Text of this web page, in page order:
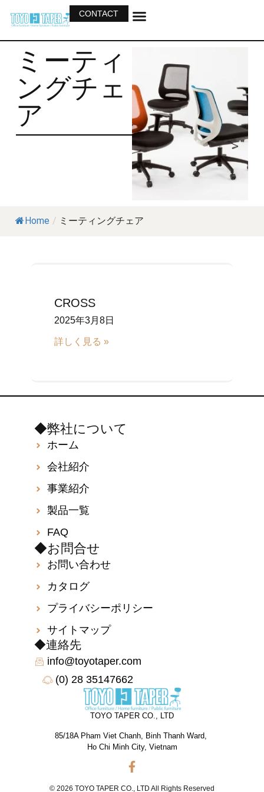
CONTACT
ミーティ
ングチェ
ア
Home / ミーティングチェア
CROSS
2025年3月8日
詳しく見る »
TOYO TAPER CO., LTD
85/18A Pham Viet Chanh, Binh Thanh Ward,
Ho Chi Minh City, Vietnam
© 2026 TOYO TAPER CO., LTD All Rights Reserved
◆弊社について
ホーム
会社紹介
事業紹介
製品一覧
FAQ
◆お問合せ
お問い合わせ
カタログ
プライバシーポリシー
サイトマップ
◆連絡先
info@toyotaper.com
(0) 28 35147662